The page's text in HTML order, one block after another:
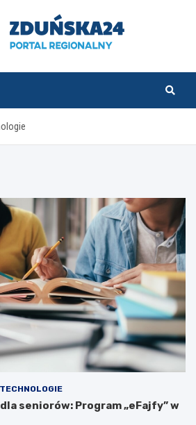
TECHNOLOGIE
seniorów: Program „eFajfy” w